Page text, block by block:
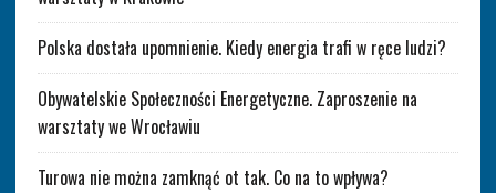
Polska dostała upomnienie. Kiedy energia trafi w ręce ludzi?
Obywatelskie Społeczności Energetyczne. Zaproszenie na
warsztaty we Wrocławiu
Turowa nie można zamknąć ot tak. Co na to wpływa?